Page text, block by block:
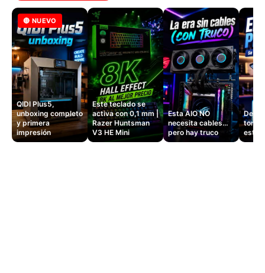
🔴 NUEVO
QIDI Plus5,
unboxing completo
y primera
impresión
Este teclado se
activa con 0,1 mm |
Razer Huntsman
V3 HE Mini
Esta AIO NO
necesita cables…
pero hay truco
Dejé
este